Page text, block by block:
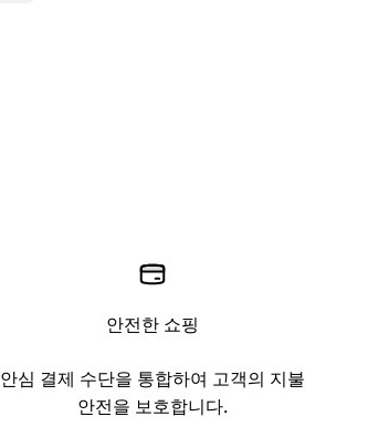
안전한 쇼핑
안심 결제 수단을 통합하여 고객의 지불
안전을 보호합니다.